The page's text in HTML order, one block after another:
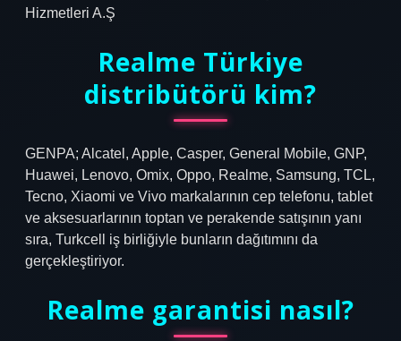
Hizmetleri A.Ş
Realme Türkiye
distribütörü kim?
GENPA; Alcatel, Apple, Casper, General Mobile, GNP,
Huawei, Lenovo, Omix, Oppo, Realme, Samsung, TCL,
Tecno, Xiaomi ve Vivo markalarının cep telefonu, tablet
ve aksesuarlarının toptan ve perakende satışının yanı
sıra, Turkcell iş birliğiyle bunların dağıtımını da
gerçekleştiriyor.
Realme garantisi nasıl?